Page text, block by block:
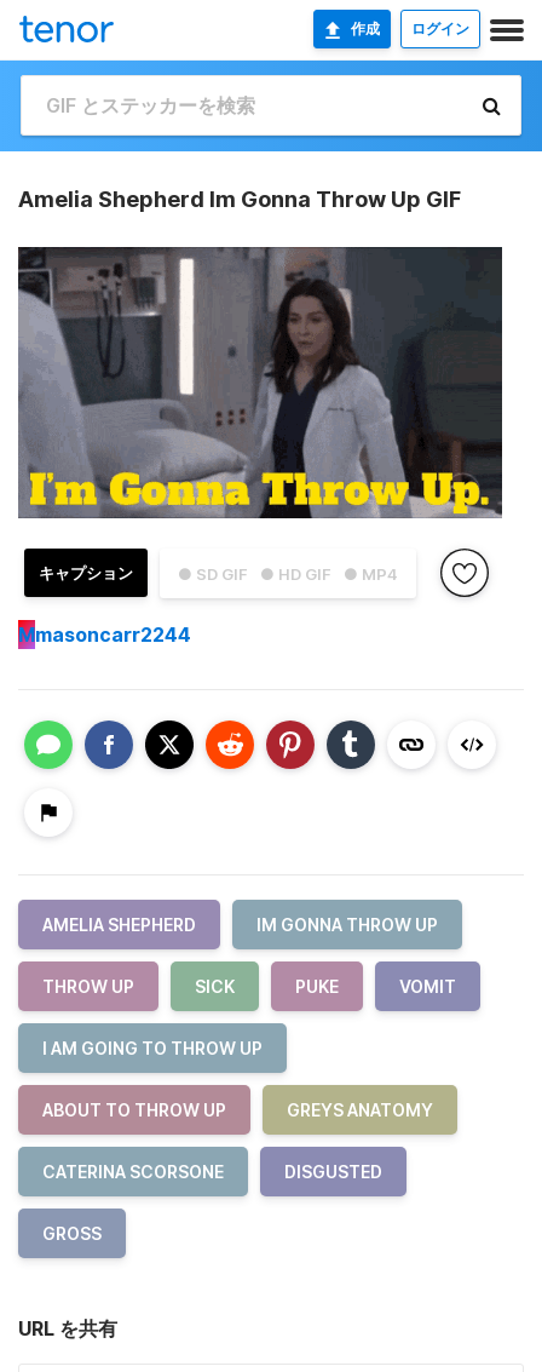
作成 ログイン
Amelia Shepherd Im Gonna Throw Up GIF
● SD GIF ● HD GIF ● MP4
キャプション
Mmasoncarr2244
AMELIA SHEPHERD IM GONNA THROW UP
THROW UP SICK PUKE VOMIT
I AM GOING TO THROW UP
ABOUT TO THROW UP GREYS ANATOMY
CATERINA SCORSONE DISGUSTED
GROSS
URL を共有